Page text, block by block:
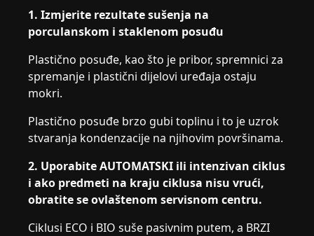
1. Izmjerite rezultate sušenja na
porculanskom i staklenom posuđu
Plastično posuđe, kao što je pribor, spremnici za
spremanje i plastični dijelovi uređaja ostaju
mokri.
Plastično posuđe brzo gubi toplinu i to je uzrok
stvaranja kondenzacije na njihovim površinama.
2. Uporabite AUTOMATSKI ili intenzivan ciklus
i ako predmeti na kraju ciklusa nisu vrući,
obratite se ovlaštenom servisnom centru.
Ciklusi ECO i BIO suše pasivnim putem, a BRZI